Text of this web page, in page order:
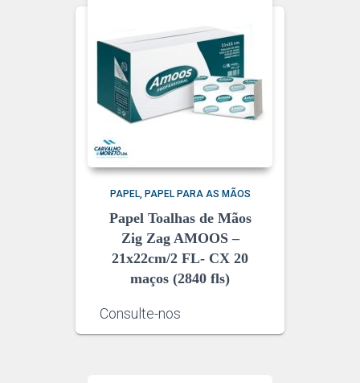
PAPEL PAPEL PARA AS MÃOS
Papel Toalhas de Mãos
Zig Zag AMOOS –
21x22cm/2 FL- CX 20
maços (2840 fls)
Consulte-nos